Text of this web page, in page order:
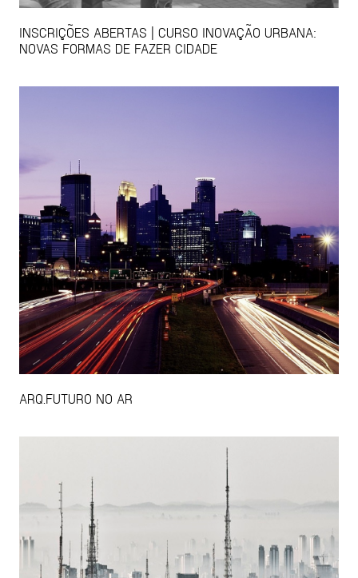
INSCRIÇÕES ABERTAS | CURSO INOVAÇÃO URBANA:
NOVAS FORMAS DE FAZER CIDADE
ARQ.FUTURO NO AR